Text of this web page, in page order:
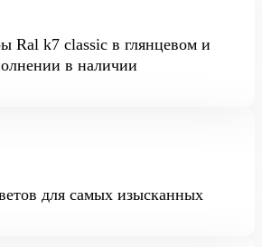
Ral k7 classic в глянцевом и
в наличии
для самых изысканных